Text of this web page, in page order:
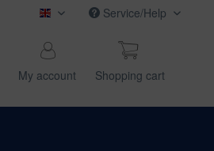
magnetoplan (english)
Service/Help
My account Shop­ping cart